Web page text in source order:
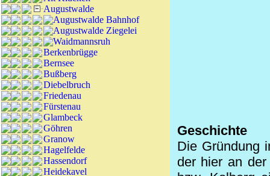
Augustwalde
Augustwalde Bahnhof
Augustwalde Ziegelei
Waidmannsruh
Berkenbrügge
Bernsee
Bußberg
Diebelbruch
Friedenau
Fürstenau
Glambeck
Göhren
Granow
Hagelfelde
Hassendorf
Heidekavel
Geschichte
Die Gründung
der hier an